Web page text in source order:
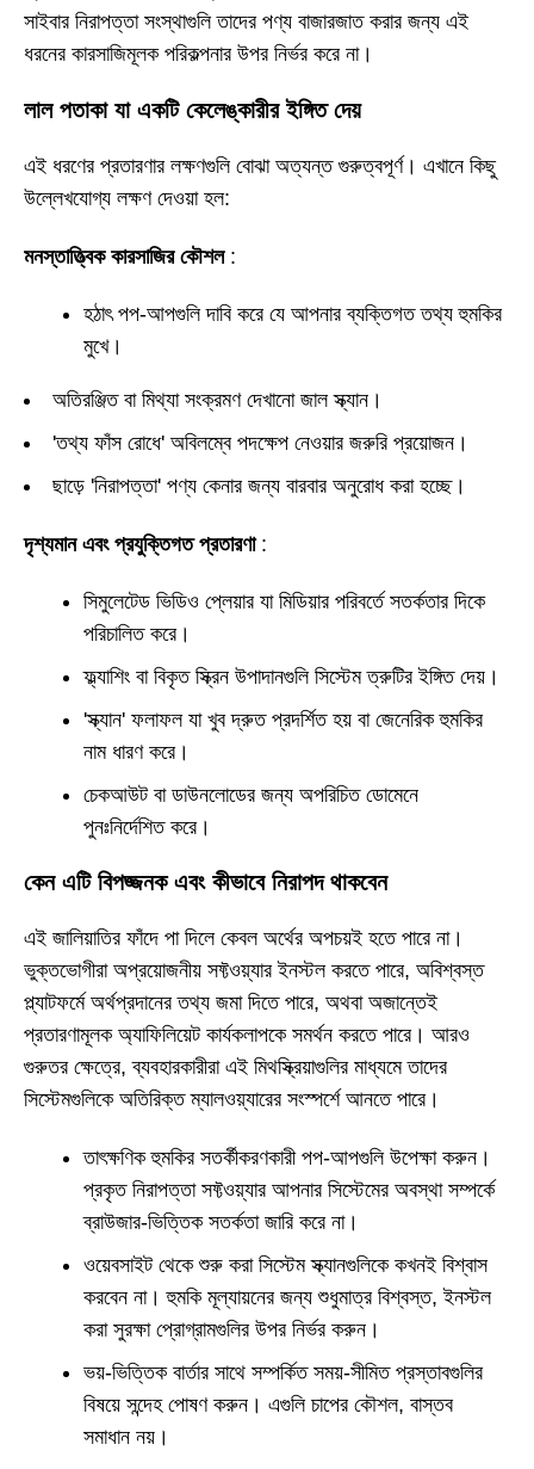
সাইবার নিরাপত্তা সংস্থাগুলি তাদের পণ্য বাজারজাত করার জন্য এই
ধরনের কারসাজিমূলক পরিকল্পনার উপর নির্ভর করে না।
লাল পতাকা যা একটি কেলেঙ্কারীর ইঙ্গিত দেয়
এই ধরণের প্রতারণার লক্ষণগুলি বোঝা অত্যন্ত গুরুত্বপূর্ণ। এখানে কিছু
উল্লেখযোগ্য লক্ষণ দেওয়া হল:
মনস্তাত্ত্বিক কারসাজির কৌশল:
হঠাৎ পপ-আপগুলি দাবি করে যে আপনার ব্যক্তিগত তথ্য হুমকির
মুখে।
অতিরঞ্জিত বা মিথ্যা সংক্রমণ দেখানো জাল স্ক্যান।
'তথ্য ফাঁস রোধে' অবিলম্বে পদক্ষেপ নেওয়ার জরুরি প্রয়োজন।
ছাড়ে 'নিরাপত্তা' পণ্য কেনার জন্য বারবার অনুরোধ করা হচ্ছে।
দৃশ্যমান এবং প্রযুক্তিগত প্রতারণা:
সিমুলেটেড ভিডিও প্লেয়ার যা মিডিয়ার পরিবর্তে সতর্কতার দিকে
পরিচালিত করে।
ফ্ল্যাশিং বা বিকৃত স্ক্রিন উপাদানগুলি সিস্টেম ত্রুটির ইঙ্গিত দেয়।
'স্ক্যান' ফলাফল যা খুব দ্রুত প্রদর্শিত হয় বা জেনেরিক হুমকির
নাম ধারণ করে।
চেকআউট বা ডাউনলোডের জন্য অপরিচিত ডোমেনে
পুনঃনির্দেশিত করে।
কেন এটি বিপজ্জনক এবং কীভাবে নিরাপদ থাকবেন
এই জালিয়াতির ফাঁদে পা দিলে কেবল অর্থের অপচয়ই হতে পারে না।
ভুক্তভোগীরা অপ্রয়োজনীয় সফ্টওয়্যার ইনস্টল করতে পারে, অবিশ্বস্ত
প্ল্যাটফর্মে অর্থপ্রদানের তথ্য জমা দিতে পারে, অথবা অজান্তেই
প্রতারণামূলক অ্যাফিলিয়েট কার্যকলাপকে সমর্থন করতে পারে। আরও
গুরুতর ক্ষেত্রে, ব্যবহারকারীরা এই মিথস্ক্রিয়াগুলির মাধ্যমে তাদের
সিস্টেমগুলিকে অতিরিক্ত ম্যালওয়্যারের সংস্পর্শে আনতে পারে।
তাৎক্ষণিক হুমকির সতর্কীকরণকারী পপ-আপগুলি উপেক্ষা করুন।
প্রকৃত নিরাপত্তা সফ্টওয়্যার আপনার সিস্টেমের অবস্থা সম্পর্কে
ব্রাউজার-ভিত্তিক সতর্কতা জারি করে না।
ওয়েবসাইট থেকে শুরু করা সিস্টেম স্ক্যানগুলিকে কখনই বিশ্বাস
করবেন না। হুমকি মূল্যায়নের জন্য শুধুমাত্র বিশ্বস্ত, ইনস্টল
করা সুরক্ষা প্রোগ্রামগুলির উপর নির্ভর করুন।
ভয়-ভিত্তিক বার্তার সাথে সম্পর্কিত সময়-সীমিত প্রস্তাবগুলির
বিষয়ে সন্দেহ পোষণ করুন। এগুলি চাপের কৌশল, বাস্তব
সমাধান নয়।